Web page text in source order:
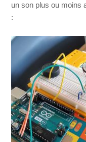
un son plus ou moins
: